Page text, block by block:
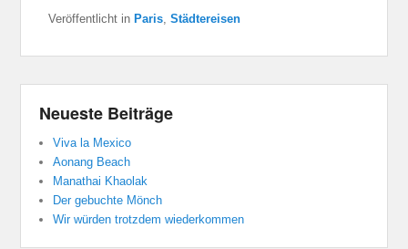
Veröffentlicht in Paris,Städtereisen
Neueste Beiträge
Viva la Mexico
Aonang Beach
Manathai Khaolak
Der gebuchte Mönch
Wir würden trotzdem wiederkommen